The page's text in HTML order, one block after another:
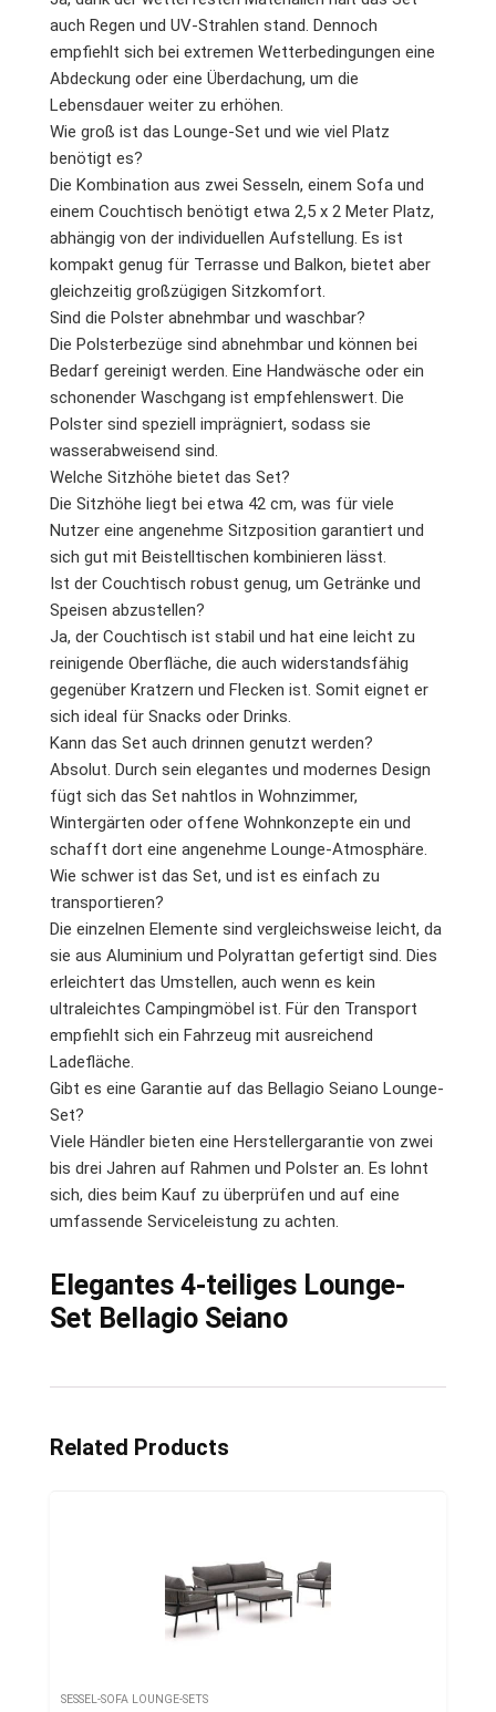
auch Regen und UV-Strahlen stand. Dennoch
empfiehlt sich bei extremen Wetterbedingungen eine
Abdeckung oder eine Überdachung, um die
Lebensdauer weiter zu erhöhen.
Wie groß ist das Lounge-Set und wie viel Platz
benötigt es?
Die Kombination aus zwei Sesseln, einem Sofa und
einem Couchtisch benötigt etwa 2,5 x 2 Meter Platz,
abhängig von der individuellen Aufstellung. Es ist
kompakt genug für Terrasse und Balkon, bietet aber
gleichzeitig großzügigen Sitzkomfort.
Sind die Polster abnehmbar und waschbar?
Die Polsterbezüge sind abnehmbar und können bei
Bedarf gereinigt werden. Eine Handwäsche oder ein
schonender Waschgang ist empfehlenswert. Die
Polster sind speziell imprägniert, sodass sie
wasserabweisend sind.
Welche Sitzhöhe bietet das Set?
Die Sitzhöhe liegt bei etwa 42 cm, was für viele
Nutzer eine angenehme Sitzposition garantiert und
sich gut mit Beistelltischen kombinieren lässt.
Ist der Couchtisch robust genug, um Getränke und
Speisen abzustellen?
Ja, der Couchtisch ist stabil und hat eine leicht zu
reinigende Oberfläche, die auch widerstandsfähig
gegenüber Kratzern und Flecken ist. Somit eignet er
sich ideal für Snacks oder Drinks.
Kann das Set auch drinnen genutzt werden?
Absolut. Durch sein elegantes und modernes Design
fügt sich das Set nahtlos in Wohnzimmer,
Wintergärten oder offene Wohnkonzepte ein und
schafft dort eine angenehme Lounge-Atmosphäre.
Wie schwer ist das Set, und ist es einfach zu
transportieren?
Die einzelnen Elemente sind vergleichsweise leicht, da
sie aus Aluminium und Polyrattan gefertigt sind. Dies
erleichtert das Umstellen, auch wenn es kein
ultraleichtes Campingmöbel ist. Für den Transport
empfiehlt sich ein Fahrzeug mit ausreichend
Ladefläche.
Gibt es eine Garantie auf das Bellagio Seiano Lounge-
Set?
Viele Händler bieten eine Herstellergarantie von zwei
bis drei Jahren auf Rahmen und Polster an. Es lohnt
sich, dies beim Kauf zu überprüfen und auf eine
umfassende Serviceleistung zu achten.
Elegantes 4-teiliges Lounge-
Set Bellagio Seiano
Related Products
SESSEL-SOFA LOUNGE-SETS